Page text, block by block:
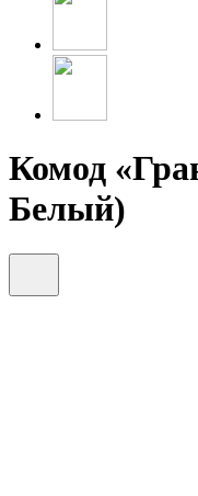
Комод
Белый)